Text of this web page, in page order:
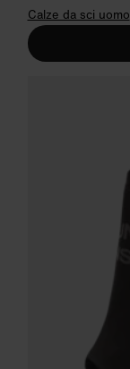
Calze da sci uomo